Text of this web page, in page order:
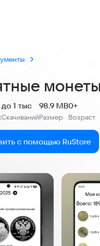
Скачиваний
до 1 тыс
Размер
98.9 MB
Возраст
0+
с помощью RuStore